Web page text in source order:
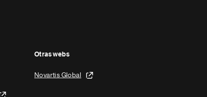
Otras webs
Novartis Global